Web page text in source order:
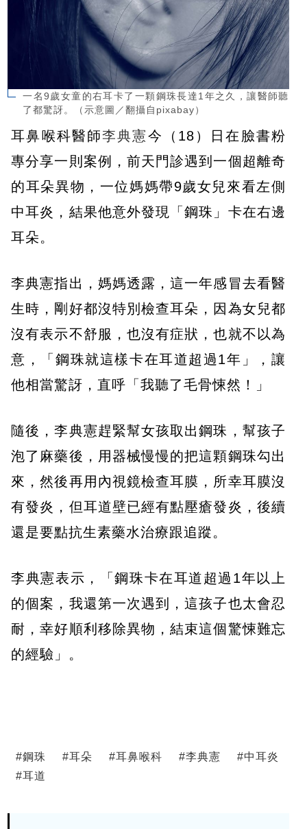
一名9歲女童的右耳卡了一顆鋼珠長達1年之久，讓醫師聽
了都驚訝。（示意圖／翻攝自pixabay）
耳鼻喉科醫師李典憲今（18）日在臉書粉
專分享一則案例，前天門診遇到一個超離奇
的耳朵異物，一位媽媽帶9歲女兒來看左側
中耳炎，結果他意外發現「鋼珠」卡在右邊
耳朵。
李典憲指出，媽媽透露，這一年感冒去看醫
生時，剛好都沒特別檢查耳朵，因為女兒都
沒有表示不舒服，也沒有症狀，也就不以為
意，「鋼珠就這樣卡在耳道超過1年」，讓
他相當驚訝，直呼「我聽了毛骨悚然！」
隨後，李典憲趕緊幫女孩取出鋼珠，幫孩子
泡了麻藥後，用器械慢慢的把這顆鋼珠勾出
來，然後再用內視鏡檢查耳膜，所幸耳膜沒
有發炎，但耳道壁已經有點壓瘡發炎，後續
還是要點抗生素藥水治療跟追蹤。
李典憲表示，「鋼珠卡在耳道超過1年以上
的個案，我還第一次遇到，這孩子也太會忍
耐，幸好順利移除異物，結束這個驚悚難忘
的經驗」。
#鋼珠 #耳朵 #耳鼻喉科 #李典憲 #中耳炎
#耳道